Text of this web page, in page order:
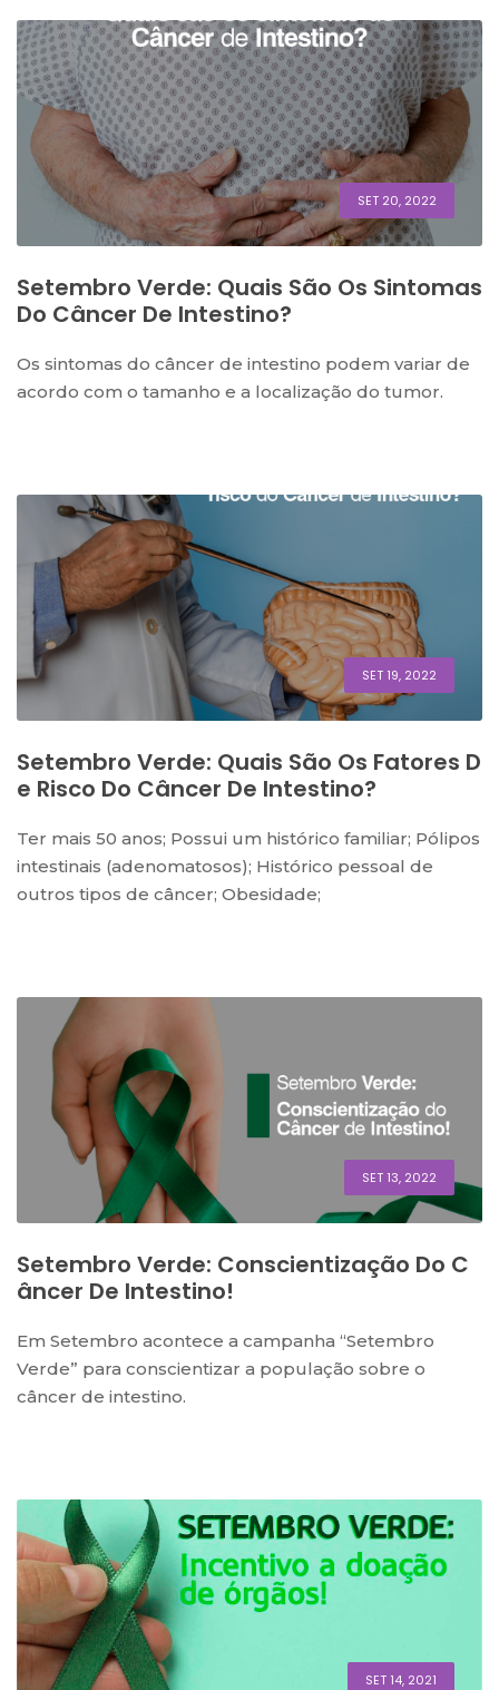
SET 20, 2022
Setembro Verde: Quais São Os Sintomas
Do Câncer De Intestino?
Os sintomas do câncer de intestino podem variar de
acordo com o tamanho e a localização do tumor.
SET 19, 2022
Setembro Verde: Quais São Os Fatores D
E Risco Do Câncer De Intestino?
Ter mais 50 anos; Possui um histórico familiar; Pólipos
intestinais (adenomatosos); Histórico pessoal de
outros tipos de câncer; Obesidade;
SET 13, 2022
Setembro Verde: Conscientização Do C
Âncer De Intestino!
Em Setembro acontece a campanha “Setembro
Verde” para conscientizar a população sobre o
câncer de intestino.
SET 14, 2021